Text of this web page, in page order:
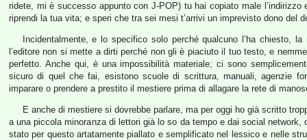
ridete, mi è successo appunto con J-POP) tu hai copiato male
riprendi la tua vita; e speri che tra sei mesi t’arrivi un imprevisto dono del
Incidentalmente, e lo specifico solo perché qualcuno l’ha chiesto,
l’editore non si mette a dirti perché non gli è piaciuto il tuo testo, e
perfetto. Anche qui, è una impossibilità materiale; ci sono
sicuro di quel che fai, esistono scuole di scrittura, manuali, agenzie
imparare o prendere a prestito il mestiere prima di allagare la rete di
E anche di mestiere si dovrebbe parlare, ma per oggi ho già scritto
a una piccola minoranza di lettori già lo so da tempo e dai social
stato per questo artatamente piallato e semplificato nel lessico e nelle